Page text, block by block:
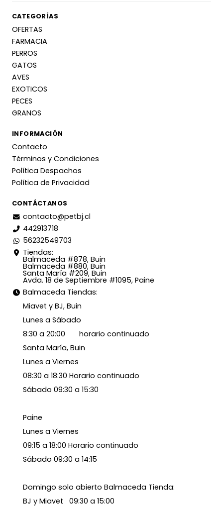
CATEGORÍAS
OFERTAS
FARMACIA
PERROS
GATOS
AVES
EXOTICOS
PECES
GRANOS
INFORMACIÓN
Contacto
Términos y Condiciones
Política Despachos
Política de Privacidad
CONTÁCTANOS
contacto@petbj.cl
442913718
56232549703
Tiendas:
Balmaceda #878, Buin
Balmaceda #880, Buin
Santa María #209, Buin
Avda. 18 de Septiembre #1095, Paine
Balmaceda Tiendas:
Miavet y BJ, Buin
Lunes a Sábado
8:30 a 20:00 horario continuado
Santa María, Buin
Lunes a Viernes
08:30 a 18:30 Horario continuado
Sábado 09:30 a 15:30
Paine
Lunes a Viernes
09:15 a 18:00 Horario continuado
Sábado 09:30 a 14:15
Domingo solo abierto Balmaceda Tienda:
BJ y Miavet 09:30 a 15:00